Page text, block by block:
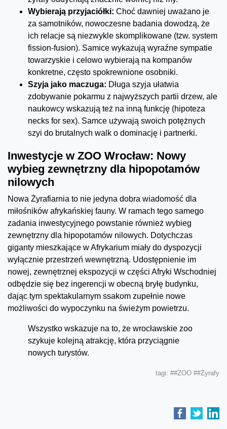
Wybierają przyjaciółki: Choć dawniej uważano je
za samotników, nowoczesne badania dowodzą, że
ich relacje są niezwykle skomplikowane (tzw. system
fission-fusion). Samice wykazują wyraźne sympatie
towarzyskie i celowo wybierają na kompanów
konkretne, często spokrewnione osobniki.
Szyja jako maczuga: Długa szyja ułatwia
zdobywanie pokarmu z najwyższych partii drzew, ale
naukowcy wskazują też na inną funkcję (hipoteza
necks for sex). Samce używają swoich potężnych
szyi do brutalnych walk o dominację i partnerki.
Inwestycje w ZOO Wrocław: Nowy
wybieg zewnętrzny dla hipopotamów
nilowych
Nowa Żyrafiarnia to nie jedyna dobra wiadomość dla
miłośników afrykańskiej fauny. W ramach tego samego
zadania inwestycyjnego powstanie również wybieg
zewnętrzny dla hipopotamów nilowych. Dotychczas
giganty mieszkające w Afrykarium miały do dyspozycji
wyłącznie przestrzeń wewnętrzną. Udostępnienie im
nowej, zewnętrznej ekspozycji w części Afryki Wschodniej
odbędzie się bez ingerencji w obecną bryłę budynku,
dając tym spektakularnym ssakom zupełnie nowe
możliwości do wypoczynku na świeżym powietrzu.
Wszystko wskazuje na to, że wrocławskie zoo
szykuje kolejną atrakcję, która przyciągnie
nowych turystów.
tagi: ##ZOO ##Żyrafy